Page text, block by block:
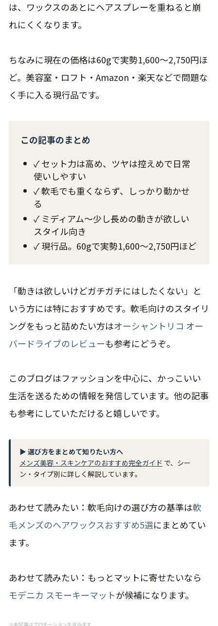
は、ワックスのあとにヘアスプレーを重ねると崩
れにくくなります。
ちなみに現在の価格は60gで実勢1,600〜2,750円ほ
ど。美容室・ロフト・Amazon・楽天などで問題な
く手に入る現行品です。
この記事のまとめ
✓ セット力は高め、ツヤは控えめで日常
使いしやすい
✓ 軟毛でも重くならず、しっかり動かせ
る
✓ ミディアム〜少し長めの動きが欲しい
スタイル向き
✓ 現行品。60gで実勢1,600〜2,750円ほど
「動きは欲しいけどガチガチにはしたくない」と
いう方には特におすすめです。軟毛向けのスタイリ
ングをもっと詰めたい方はオーシャントリコ オー
バードライブのレビューも参考にどうぞ。
このブログはファッションを中心に、かっこいい
生活を送るための情報を発信しています。他の記事
も参考にしていただけると嬉しいです。
▶ 選び方をまとめて知りたい方へ
メンズ美容・スキンケアのおすすめ完全ガイド で、シー
ン・タイプ別に詳しく解説しています。
あわせて読みたい：軟毛向けの選び方の基準は軟
毛メンズのヘアワックスおすすめ5選にまとめてい
ます。
あわせて読みたい：もっとマットに寄せたいなら
モデニカ スモーキーマットが候補になります。
※本記事はプロモーションを含みます